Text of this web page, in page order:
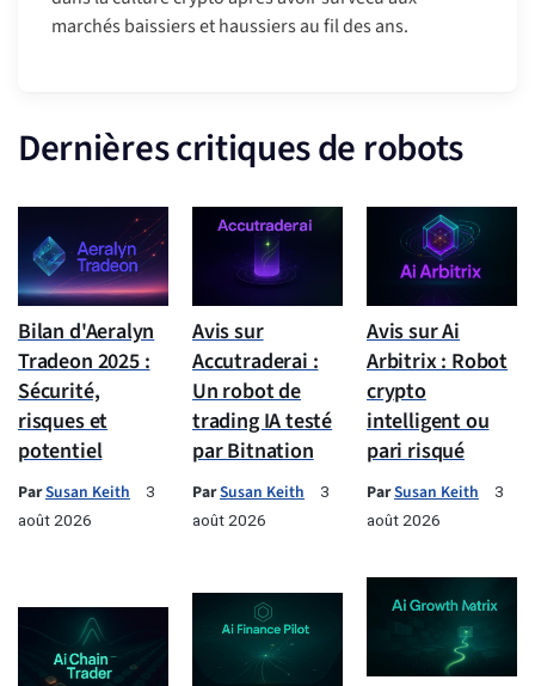
marchés baissiers et haussiers au fil des ans.
Dernières critiques de robots
Bilan d'Aeralyn
Tradeon 2025 :
Sécurité,
risques et
potentiel
ParSusan Keith
3
août 2026
Avis sur
Accutraderai :
Un robot de
trading IA testé
par Bitnation
ParSusan Keith
3
août 2026
Avis sur Ai
Arbitrix : Robot
crypto
intelligent ou
pari risqué
ParSusan Keith
3
août 2026